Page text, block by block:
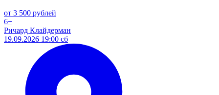
от 3 500 рублей
6+
Ричард Клайдерман
19.09.2026 19:00 сб